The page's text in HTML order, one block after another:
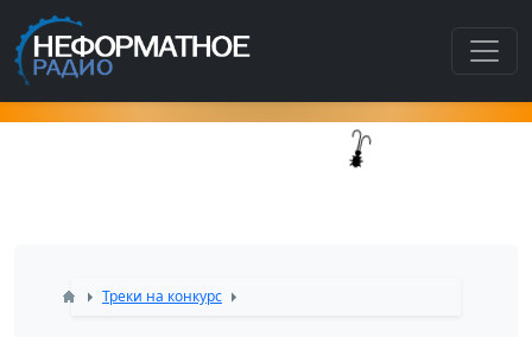
Как попасть в этот раздел???
Треки на конкурс